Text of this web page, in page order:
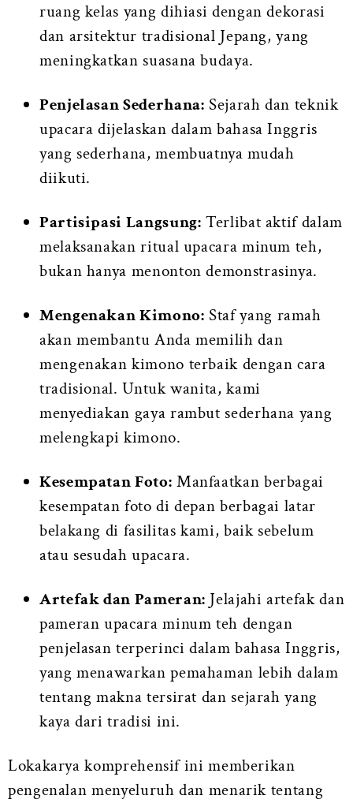
ruang kelas yang dihiasi dengan dekorasi
dan arsitektur tradisional Jepang, yang
meningkatkan suasana budaya.
Penjelasan Sederhana: Sejarah dan teknik
upacara dijelaskan dalam bahasa Inggris
yang sederhana, membuatnya mudah
diikuti.
Partisipasi Langsung: Terlibat aktif dalam
melaksanakan ritual upacara minum teh,
bukan hanya menonton demonstrasinya.
Mengenakan Kimono: Staf yang ramah
akan membantu Anda memilih dan
mengenakan kimono terbaik dengan cara
tradisional. Untuk wanita, kami
menyediakan gaya rambut sederhana yang
melengkapi kimono.
Kesempatan Foto: Manfaatkan berbagai
kesempatan foto di depan berbagai latar
belakang di fasilitas kami, baik sebelum
atau sesudah upacara.
Artefak dan Pameran: Jelajahi artefak dan
pameran upacara minum teh dengan
penjelasan terperinci dalam bahasa Inggris,
yang menawarkan pemahaman lebih dalam
tentang makna tersirat dan sejarah yang
kaya dari tradisi ini.
Lokakarya komprehensif ini memberikan
pengenalan menyeluruh dan menarik tentang